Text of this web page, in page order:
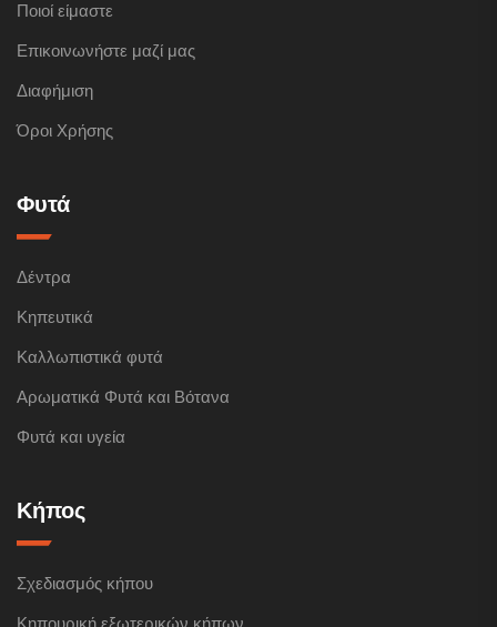
Ποιοί είμαστε
Επικοινωνήστε μαζί μας
Διαφήμιση
Όροι Χρήσης
Φυτά
Δέντρα
Κηπευτικά
Καλλωπιστικά φυτά
Αρωματικά Φυτά και Βότανα
Φυτά και υγεία
Κήπος
Σχεδιασμός κήπου
Κηπουρική εξωτερικών κήπων